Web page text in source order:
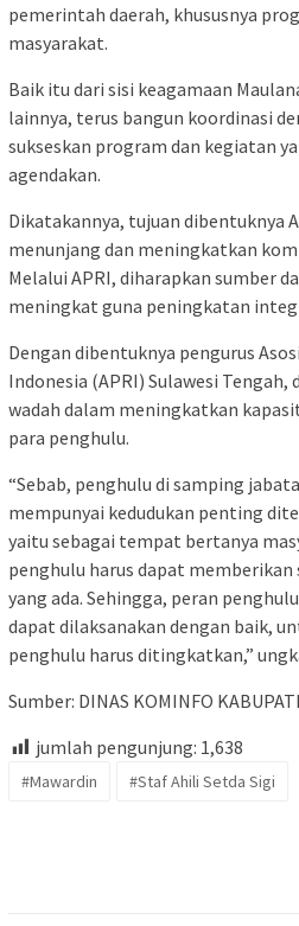
pemerintah daerah, khususnya
masyarakat.
Baik itu dari sisi keagamaan
lainnya, terus bangun koordinasi
sukseskan program dan kegiatan
agendakan.
Dikatakannya, tujuan dibentuknya
menunjang dan meningkatkan
Melalui APRI, diharapkan sumber
meningkat guna peningkatan
Dengan dibentuknya pengurus
Indonesia (APRI) Sulawesi
wadah dalam meningkatkan
para penghulu.
“Sebab, penghulu di samping
mempunyai kedudukan penting
yaitu sebagai tempat bertanya
penghulu harus dapat
yang ada. Sehingga, peran
dapat dilaksanakan dengan baik,
penghulu harus ditingkatkan,”
Sumber: DINAS KOMINFO
jumlah pengunjung: 1,638
#Mawardin #Staf Ahili Setda Sigi